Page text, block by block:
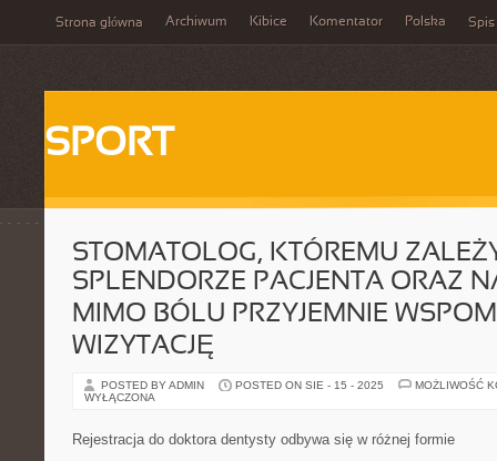
Strona główna Archiwum Kibice Komentator Polska Spis
SPORT
STOMATOLOG, KTÓREMU
SPLENDORZE PACJENTA ORAZ
MIMO BÓLU PRZYJEMNIE
WIZYTACJĘ
POSTED BY ADMIN POSTED ON SIE - 15 - 2025
MOŻLIWOŚĆ
WYŁĄCZONA
Rejestracja do doktora dentysty odbywa się w różnej formie